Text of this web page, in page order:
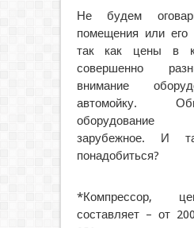
Не будем
помещения или его
так как цены в
совершенно
внимание
автомойку.
зарубежное. И
понадобиться?
*Компрессор,
составляет – от